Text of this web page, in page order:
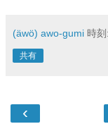
(äwö) awo-gumi 時刻:
共有
‹